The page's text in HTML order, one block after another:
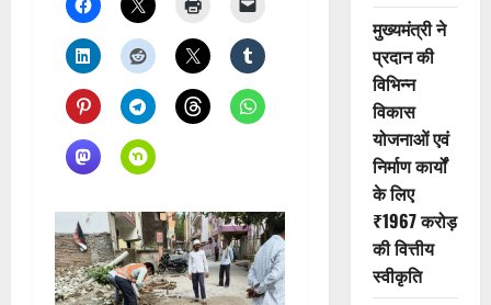
मुख्यमंत्री ने
प्रदान की
विभिन्न
विकास
योजनाओं एवं
निर्माण कार्यों
के लिए
₹1967 करोड़
की वित्तीय
स्वीकृति